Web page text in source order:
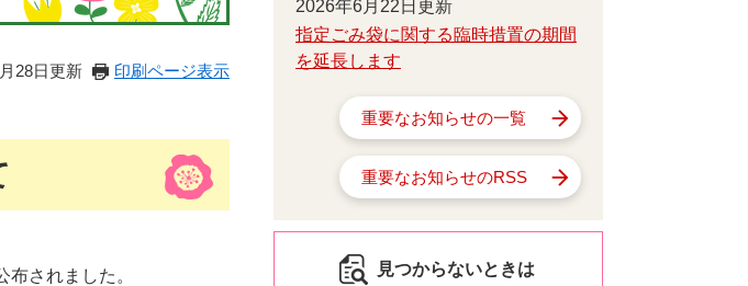
28日更新 印刷ページ表示
されました。
2026年6月22日更新
指定ごみ袋に関する臨時措置の期間
を延長します
重要なお知らせの一覧
重要なお知らせのRSS
見つからないときは